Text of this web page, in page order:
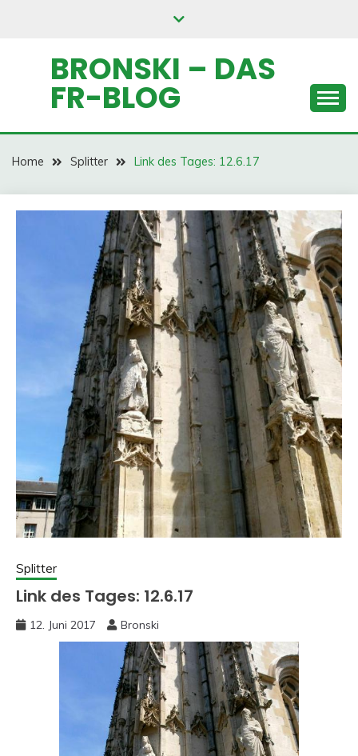
BRONSKI – DAS
FR-BLOG
Home Splitter Link des Tages: 12.6.17
Splitter
Link des Tages: 12.6.17
12. Juni 2017 Bronski